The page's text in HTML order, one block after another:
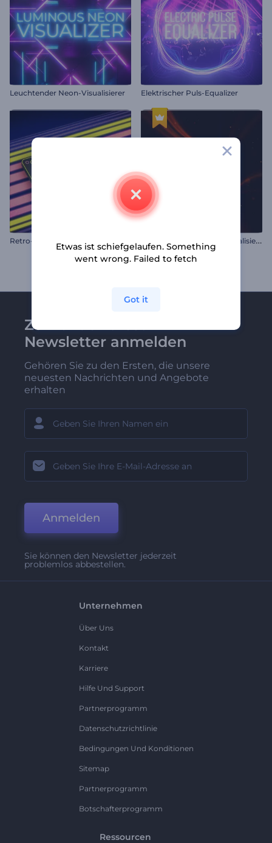
Leuchtender Neon-Visualisierer Elektrischer Puls-Equalizer
F
eurige Strahlen Musikvisualisierer
Zu Renderforest-
Newsletter anmelden
Gehören Sie zu den Ersten, die unsere
neuesten Nachrichten und Angebote
erhalten
Anmelden
Sie können den Newsletter jederzeit
problemlos abbestellen.
Unternehmen
Über Uns
Kontakt
Karriere
Hilfe Und Support
Partnerprogramm
Datenschutzrichtlinie
Bedingungen Und Konditionen
Sitemap
Partnerprogramm
Botschafterprogramm
Ressourcen
Etwas ist schiefgelaufen. Something
went wrong. Failed to fetch
Got it